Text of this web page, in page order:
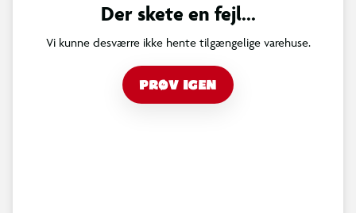
Der skete en fejl...
Vi kunne desværre ikke hente tilgængelige varehuse.
PRØV IGEN